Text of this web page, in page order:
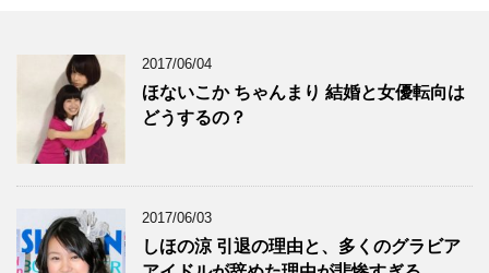
2017/06/04
ほないこか ちゃんまり 結婚と女優転向は
どうするの？
2017/06/03
しほの涼 引退の理由と、多くのグラビア